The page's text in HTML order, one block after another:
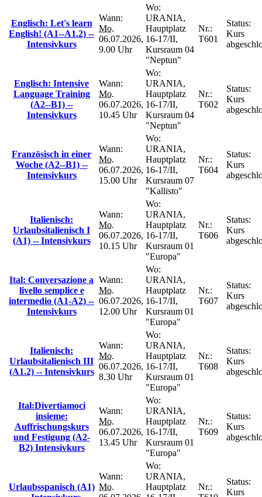
Englisch: Let's learn
English! (A1--A1.2) --
Intensivkurs
Wann:
Mo.
06.07.2026,
9.00 Uhr
Wo:
URANIA,
Hauptplatz
16-17/II,
Kursraum 04
"Neptun"
Nr.:
T601
Status:
Kurs
Englisch: Intensive
Language Training
(A2--B1) --
Intensivkurs
Wann:
Mo.
06.07.2026,
10.45 Uhr
Wo:
URANIA,
Hauptplatz
16-17/II,
Kursraum 04
"Neptun"
Nr.:
T602
Status:
Kurs
Französisch in einer
Woche (A2--B1) --
Intensivkurs
Wann:
Mo.
06.07.2026,
15.00 Uhr
Wo:
URANIA,
Hauptplatz
16-17/II,
Kursraum 07
"Kallisto"
Nr.:
T604
Status:
Kurs
Italienisch:
Urlaubsitalienisch I
(A1) -- Intensivkurs
Wann:
Mo.
06.07.2026,
10.15 Uhr
Wo:
URANIA,
Hauptplatz
16-17/II,
Kursraum 01
"Europa"
Nr.:
T606
Status:
Kurs
Ital: Conversazione a
livello semplice e
intermedio (A1-A2) --
Intensivkurs
Wann:
Mo.
06.07.2026,
12.00 Uhr
Wo:
URANIA,
Hauptplatz
16-17/II,
Kursraum 01
"Europa"
Nr.:
T607
Status:
Kurs
Italienisch:
Urlaubsitalienisch III
(A1.2) -- Intensivkurs
Wann:
Mo.
06.07.2026,
8.30 Uhr
Wo:
URANIA,
Hauptplatz
16-17/II,
Kursraum 01
"Europa"
Nr.:
T608
Status:
Kurs
Ital:Divertiamoci
insieme:
Auffrischungskurs
und Festigung (A2-
B2) Intensivkurs
Wann:
Mo.
06.07.2026,
13.45 Uhr
Wo:
URANIA,
Hauptplatz
16-17/II,
Kursraum 01
"Europa"
Nr.:
T609
Status:
Kurs
Urlaubsspanisch (A1)
Wann:
Mo.
Wo:
URANIA,
Hauptplatz
Nr.:
Status:
Kurs